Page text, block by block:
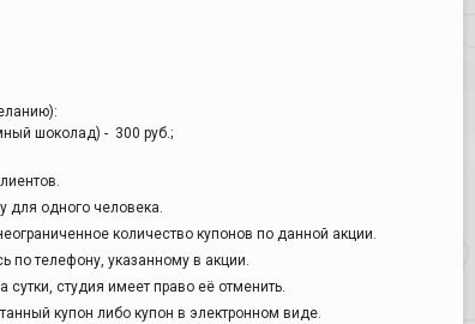
шоколад) - 300 руб.;
для одного человека.
количество купонов по данной акции.
по телефону, указанному в акции.
сутки, студия имеет право её отменить.
купон либо купон в электронном виде.